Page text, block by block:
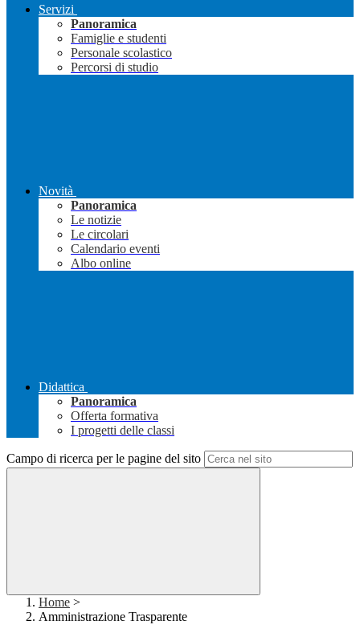
Servizi
Panoramica
Famiglie e studenti
Personale scolastico
Percorsi di studio
Novità
Panoramica
Le notizie
Le circolari
Calendario eventi
Albo online
Didattica
Panoramica
Offerta formativa
I progetti delle classi
Campo di ricerca per le pagine del sito
Home >
Amministrazione Trasparente